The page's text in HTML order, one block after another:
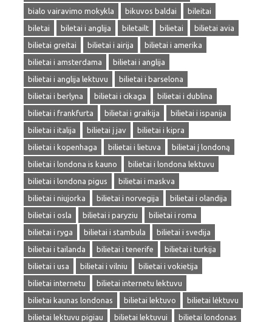
bialo vairavimo mokykla
bikuvos baldai
bileitai
biletai
biletai i anglija biletailt bilietai
bilietai avia
bilietai greitai
bilietai i airija
bilietai i amerika
bilietai i amsterdama
bilietai i anglija
bilietai i anglija lektuvu
bilietai i barselona
bilietai i berlyna
bilietai i cikaga
bilietai i dublina
bilietai i frankfurta
bilietai i graikija
bilietai i ispanija
bilietai i italija
bilietai į jav
bilietai i kipra
bilietai i kopenhaga
bilietai i lietuva
bilietai į londoną
bilietai i londona is kauno
bilietai i londona lektuvu
bilietai i londona pigus
bilietai i maskva
bilietai i niujorka
bilietai i norvegija
bilietai i olandija
bilietai i osla
bilietai i paryziu
bilietai i roma
bilietai i ryga
bilietai i stambula
bilietai i svedija
bilietai i tailanda
bilietai i tenerife
bilietai i turkija
bilietai i usa
bilietai i vilniu
bilietai i vokietija
bilietai internetu
bilietai internetu lektuvu
bilietai kaunas londonas
bilietai lektuvo
bilietai lėktuvu
bilietai lektuvu pigiau
bilietai lektuvui
bilietai londonas